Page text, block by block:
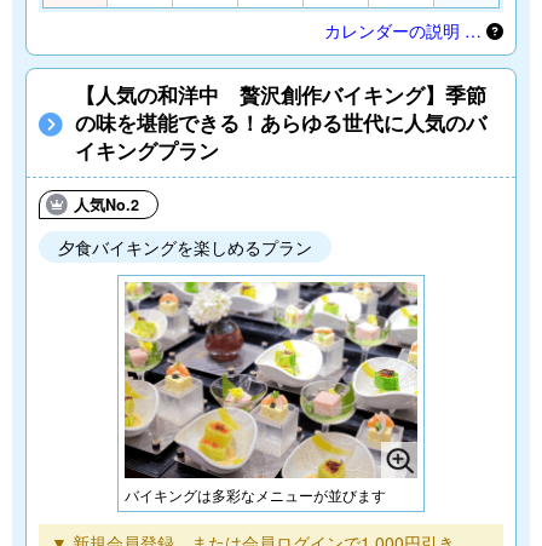
カレンダーの説明 …
【人気の和洋中 贅沢創作バイキング】季節
の味を堪能できる！あらゆる世代に人気のバ
イキングプラン
人気No.2
夕食バイキングを楽しめるプラン
バイキングは多彩なメニューが並びます